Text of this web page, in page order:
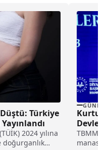
Düştü: Türkiye
2024 yılına
TBMM